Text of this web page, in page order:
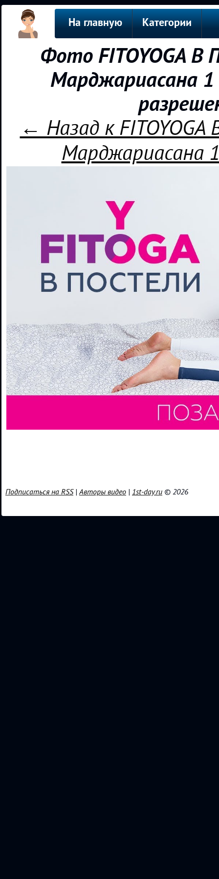
На главную Категории
Фото FITOYOGA В
Марджариасана
← Назад к
Марджариасана
Подписаться на RSS|Авторы видео | 1st-day.ru © 2026